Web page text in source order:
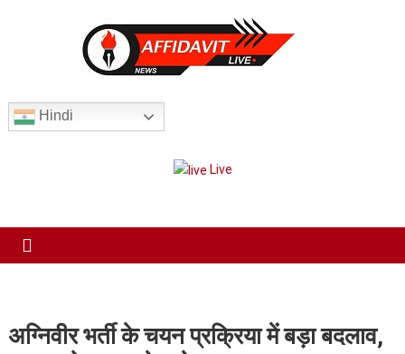
Hindi
Live
अग्निवीर भर्ती के चयन प्रक्रिया में बड़ा बदलाव,